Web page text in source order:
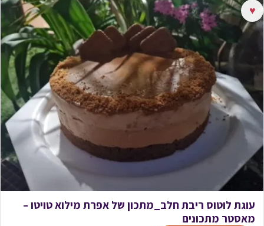
♥
עוגת לוטוס ריבת חלב_מתכון של אפרת מילוא טויטו –
מאסטר מתכונים